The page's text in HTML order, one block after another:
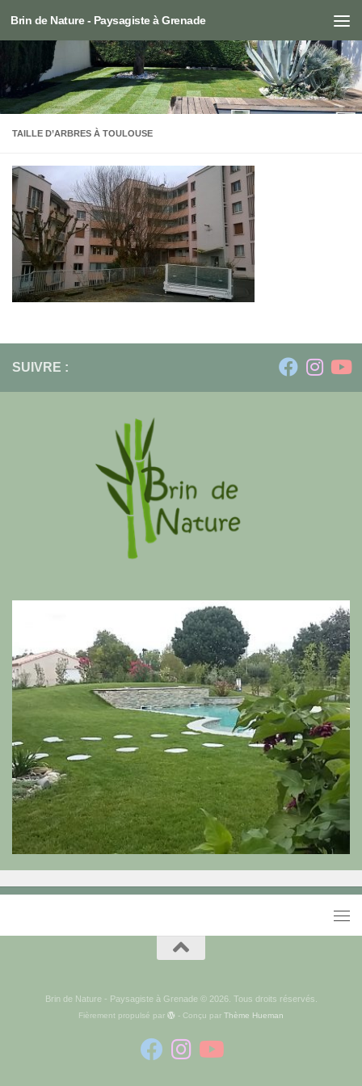
Skip to content
Brin de Nature - Paysagiste à Grenade
TAILLE D’ARBRES À TOULOUSE
SUIVRE :
Brin de Nature - Paysagiste à Grenade © 2026. Tous droits réservés.
Fièrement propulsé par - Conçu par Thème Hueman